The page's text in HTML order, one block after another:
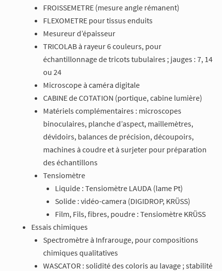
FROISSEMETRE (mesure angle rémanent)
FLEXOMETRE pour tissus enduits
Mesureur d’épaisseur
TRICOLAB à rayeur 6 couleurs, pour
échantillonnage de tricots tubulaires ; jauges : 7, 14
ou 24
Microscope à caméra digitale
CABINE de COTATION (portique, cabine lumière)
Matériels complémentaires : microscopes
binoculaires, planche d’aspect, maillemètres,
dévidoirs, balances de précision, découpoirs,
machines à coudre et à surjeter pour préparation
des échantillons
Tensiomètre
Liquide : Tensiomètre LAUDA (lame Pt)
Solide : vidéo-camera (DIGIDROP, KRÜSS)
Film, Fils, fibres, poudre : Tensiomètre KRÜSS
Essais chimiques
Spectromètre à Infrarouge, pour compositions
chimiques qualitatives
WASCATOR : solidité des coloris au lavage ; stabilité